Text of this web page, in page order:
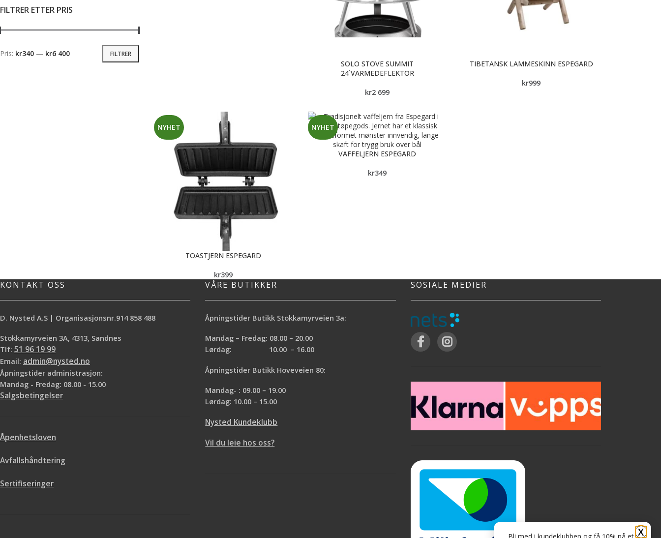
FILTRER ETTER PRIS
FILTRER
Pris: kr340 — kr6 400
SOLO STOVE SUMMIT
24`VARMEDEFLEKTOR
kr2 699
TIBETANSK LAMMESKINN ESPEGARD
kr999
NYHET
TOASTJERN ESPEGARD
kr399
NYHET
VAFFELJERN ESPEGARD
kr349
KONTAKT OSS
D. Nysted A.S | Organisasjonsnr.914 858 488
Stokkamyrveien 3A, 4313, Sandnes
Tlf: 51 96 19 99
Email: admin@nysted.no
Åpningstider administrasjon:
Mandag - Fredag: 08.00 - 15.00
Salgsbetingelser
Åpenhetsloven
Avfallshåndtering
Sertifiseringer
VÅRE BUTIKKER
Åpningstider Butikk Stokkamyrveien 3a:
Mandag – Fredag: 08.00 – 20.00
Lørdag: 10.00 – 16.00
Åpningstider Butikk Hoveveien 80:
Mandag- : 09.00 – 19.00
Lørdag: 10.00 – 15.00
Nysted Kundeklubb
Vil du leie hos oss?
SOSIALE MEDIER
X